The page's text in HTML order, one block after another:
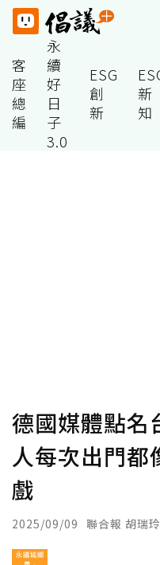
客
座
總
編
永
續
好
日
子
3.0
ESG
創
新
新
知
德國媒體點名
人每次出門都
戲
2025/09/09 聯合報 胡瑞玲